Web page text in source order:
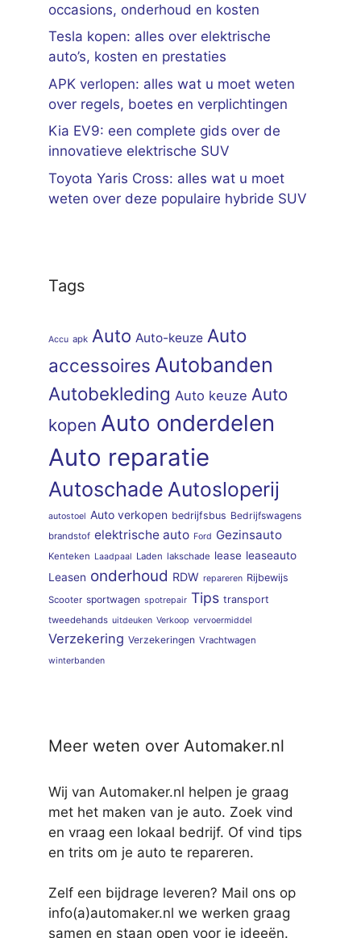
occasions, onderhoud en kosten
Tesla kopen: alles over elektrische
auto’s, kosten en prestaties
APK verlopen: alles wat u moet weten
over regels, boetes en verplichtingen
Kia EV9: een complete gids over de
innovatieve elektrische SUV
Toyota Yaris Cross: alles wat u moet
weten over deze populaire hybride SUV
Tags
Accu apk Auto Auto-keuze Auto
accessoires Autobanden
Autobekleding Auto keuze Auto
kopen Auto onderdelen
Auto reparatie
Autoschade Autosloperij
autostoel Auto verkopen bedrijfsbus Bedrijfswagens
brandstof elektrische auto Ford Gezinsauto
Kenteken Laadpaal Laden lakschade lease leaseauto
Leasen onderhoud RDW repareren Rijbewijs
Scooter sportwagen spotrepair Tips transport
tweedehands uitdeuken Verkoop vervoermiddel
Verzekering Verzekeringen Vrachtwagen
winterbanden
Meer weten over Automaker.nl
Wij van Automaker.nl helpen je graag
met het maken van je auto. Zoek vind
en vraag een lokaal bedrijf. Of vind tips
en trits om je auto te repareren.
Zelf een bijdrage leveren? Mail ons op
info(a)automaker.nl we werken graag
samen en staan open voor je ideeën.